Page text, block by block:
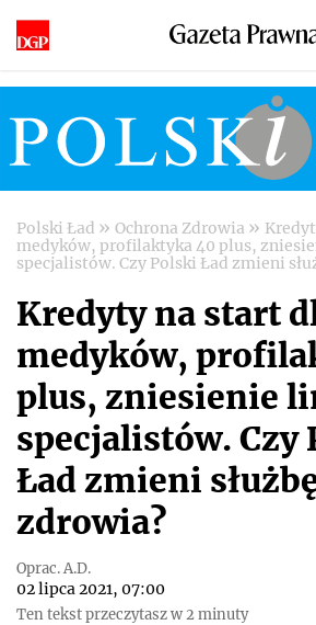
Polski Ład » Ochrona Zdrowia »
medyków, profilaktyka 40 plus,
specjalistów. Czy Polski Ład zmieni
Kredyty na start
medyków,
plus, zniesienie
specjalistów. Czy
Ład zmieni
zdrowia?
Oprac. A.D.
02 lipca 2021, 07:00
Ten tekst przeczytasz w 2 minuty